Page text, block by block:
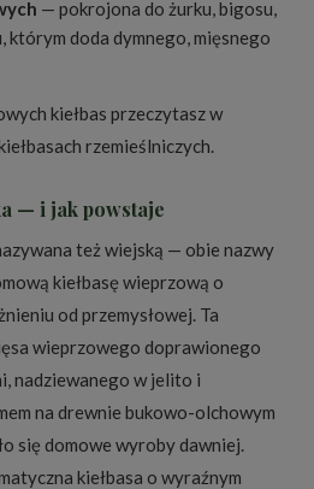
— pokrojona do żurku, bigosu,
którym doda dymnego, mięsnego
kiełbas przeczytasz w
rzemieślniczych.
— i jak powstaje
też wiejską — obie nazwy
kiełbasę wieprzową o
od przemysłowej. Ta
wieprzowego doprawionego
nadziewanego w jelito i
na drewnie bukowo-olchowym
się domowe wyroby dawniej.
kiełbasa o wyraźnym